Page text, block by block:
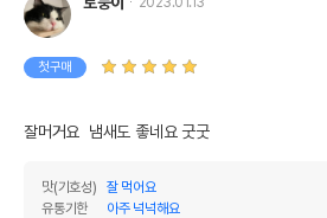
첫구매
잘머거요  냄새도 좋네요 굿굿
맛(기호성)
잘 먹어요
유통기한
아주 넉넉해요